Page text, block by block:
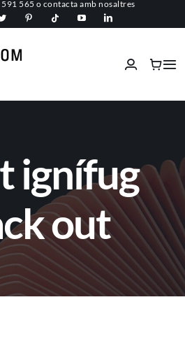
565 o contacta amb nosaltres
comercials
Ignífugs
Serveis
ignífug
out